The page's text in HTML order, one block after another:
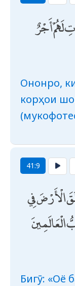
لَهُمْ أَجْرٌ
Ононро,
корҳои
41:9
فِي
Бигӯ: «Оё